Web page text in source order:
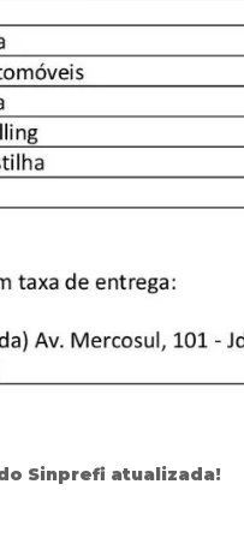
Sinprefi atualizada!